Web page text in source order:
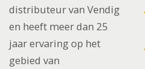
distributeur van Vendig
en heeft meer dan 25
jaar ervaring op het
gebied van